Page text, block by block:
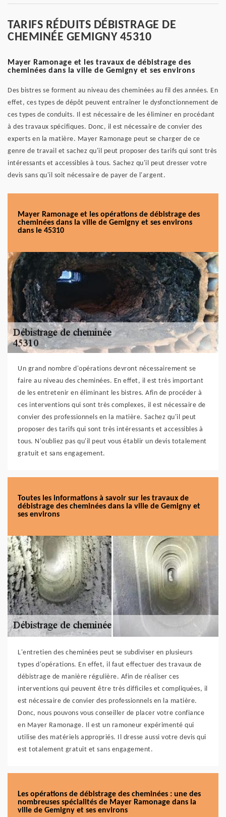
TARIFS RÉDUITS DÉBISTRAGE DE
CHEMINÉE GEMIGNY 45310
Mayer Ramonage et les travaux de débistrage des
cheminées dans la ville de Gemigny et ses environs
Des bistres se forment au niveau des cheminées au fil des années. En
effet, ces types de dépôt peuvent entraîner le dysfonctionnement de
ces types de conduits. Il est nécessaire de les éliminer en procédant
à des travaux spécifiques. Donc, il est nécessaire de convier des
experts en la matière. Mayer Ramonage peut se charger de ce
genre de travail et sachez qu'il peut proposer des tarifs qui sont très
intéressants et accessibles à tous. Sachez qu'il peut dresser votre
devis sans qu'il soit nécessaire de payer de l'argent.
Mayer Ramonage et les opérations de débistrage des
cheminées dans la ville de Gemigny et ses environs
dans le 45310
Un grand nombre d'opérations devront nécessairement se
faire au niveau des cheminées. En effet, il est très important
de les entretenir en éliminant les bistres. Afin de procéder à
ces interventions qui sont très complexes, il est nécessaire de
convier des professionnels en la matière. Sachez qu'il peut
proposer des tarifs qui sont très intéressants et accessibles à
tous. N'oubliez pas qu'il peut vous établir un devis totalement
gratuit et sans engagement.
Toutes les informations à savoir sur les travaux de
débistrage des cheminées dans la ville de Gemigny et
ses environs
L'entretien des cheminées peut se subdiviser en plusieurs
types d'opérations. En effet, il faut effectuer des travaux de
débistrage de manière régulière. Afin de réaliser ces
interventions qui peuvent être très difficiles et compliquées, il
est nécessaire de convier des professionnels en la matière.
Donc, nous pouvons vous conseiller de placer votre confiance
en Mayer Ramonage. Il est un ramoneur expérimenté qui
utilise des matériels appropriés. Il dresse aussi votre devis qui
est totalement gratuit et sans engagement.
Les opérations de débistrage des cheminées : une des
nombreuses spécialités de Mayer Ramonage dans la
ville de Gemigny et ses environs